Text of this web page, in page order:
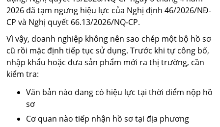
2026 đã tạm ngưng hiệu lực của Nghị định 46/2026/NĐ-
CP và Nghị quyết 66.13/2026/NQ-CP.
Vì vậy, doanh nghiệp không nên sao chép một bộ hồ sơ
cũ rồi mặc định tiếp tục sử dụng. Trước khi tự công bố,
nhập khẩu hoặc đưa sản phẩm mới ra thị trường, cần
kiểm tra:
Văn bản nào đang có hiệu lực tại thời điểm nộp hồ
sơ
Cơ quan nào tiếp nhận hồ sơ tại địa phương